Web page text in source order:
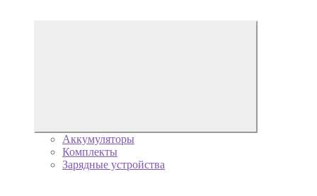
Аккумуляторы
Комплекты
Зарядные устройства